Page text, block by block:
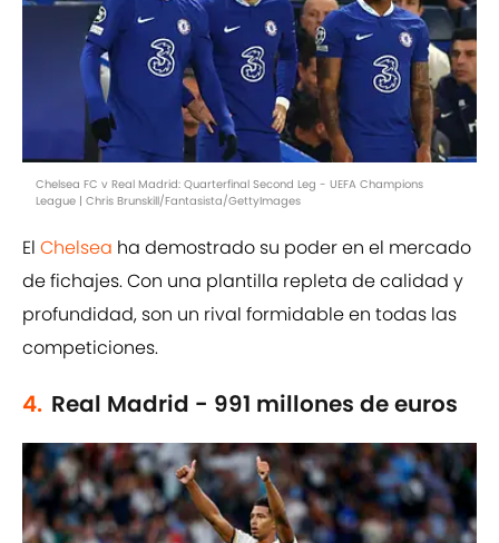
Chelsea FC v Real Madrid: Quarterfinal Second Leg - UEFA Champions
League | Chris Brunskill/Fantasista/GettyImages
El Chelsea ha demostrado su poder en el mercado
de fichajes. Con una plantilla repleta de calidad y
profundidad, son un rival formidable en todas las
competiciones.
4. Real Madrid - 991 millones de euros